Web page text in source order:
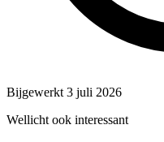
Bijgewerkt 3 juli 2026
Wellicht ook interessant